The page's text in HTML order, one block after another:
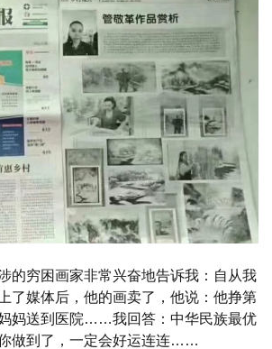
的穷困画家非常兴奋地告诉我：自从我
了媒体后，他的画卖了，他说：他挣第
妈送到医院……我回答：中华民族最优
做到了，一定会好运连连……